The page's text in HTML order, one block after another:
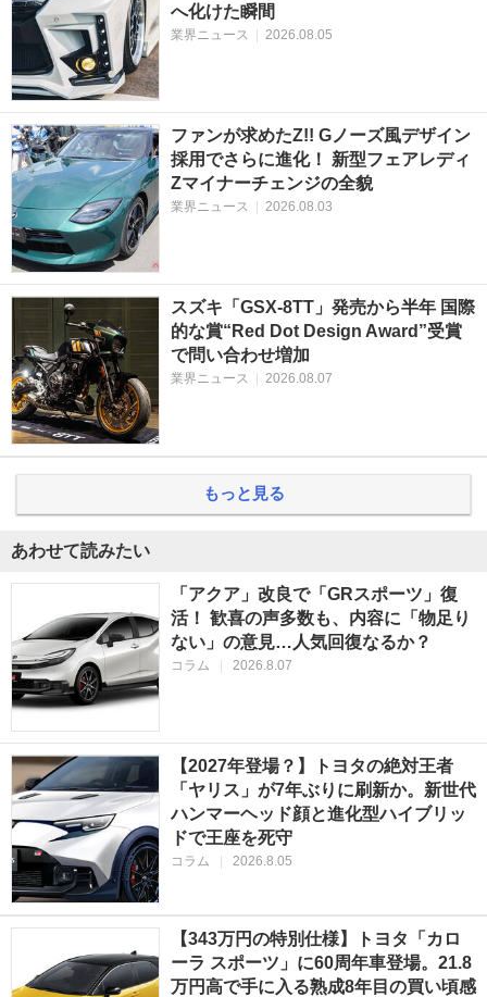
へ化けた瞬間
業界ニュース 2026.08.05
ファンが求めたZ!! Gノーズ風デザイン
採用でさらに進化！ 新型フェアレディ
Zマイナーチェンジの全貌
業界ニュース 2026.08.03
スズキ「GSX-8TT」発売から半年 国際
的な賞“Red Dot Design Award”受賞
で問い合わせ増加
業界ニュース 2026.08.07
もっと見る
あわせて読みたい
「アクア」改良で「GRスポーツ」復
活！ 歓喜の声多数も、内容に「物足り
ない」の意見…人気回復なるか？
コラム 2026.8.07
【2027年登場？】トヨタの絶対王者
「ヤリス」が7年ぶりに刷新か。新世代
ハンマーヘッド顔と進化型ハイブリッ
ドで王座を死守
コラム 2026.8.05
【343万円の特別仕様】トヨタ「カロ
ーラ スポーツ」に60周年車登場。21.8
万円高で手に入る熟成8年目の買い頃感